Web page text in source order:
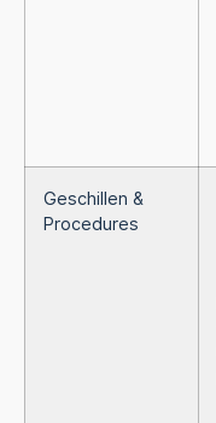
Geschillen &
Procedures